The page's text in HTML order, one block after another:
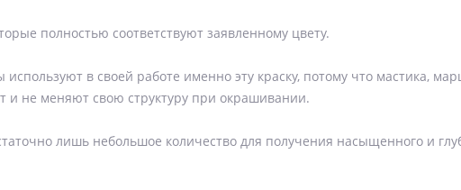
полностью соответствуют заявленному цвету.
в своей работе именно эту краску, потому что мастика,
не меняют свою структуру при окрашивании.
лишь небольшое количество для получения насыщенного и